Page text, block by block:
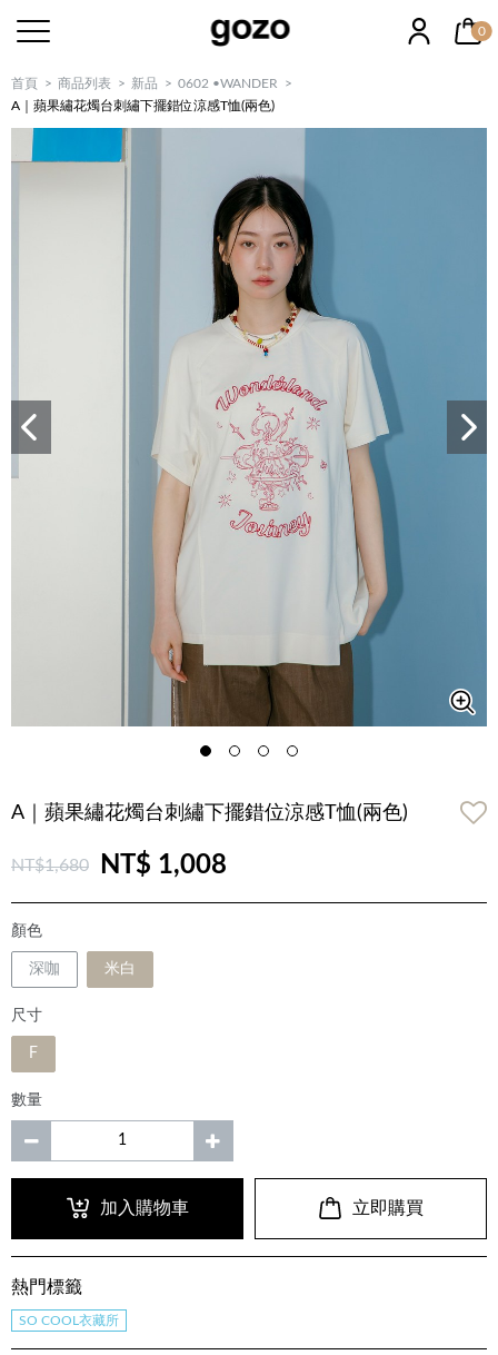
0
首頁 商品列表 新品
0602 •WANDER
A｜蘋果繡花燭台刺繡下擺錯位涼感T恤(兩色)
A｜蘋果繡花燭台刺繡下擺錯位涼感T恤(兩色)
NT$1,680 NT$ 1,008
顏色
深咖 米白
尺寸
F
數量
加入購物車 立即購買
熱門標籤
SO COOL衣藏所